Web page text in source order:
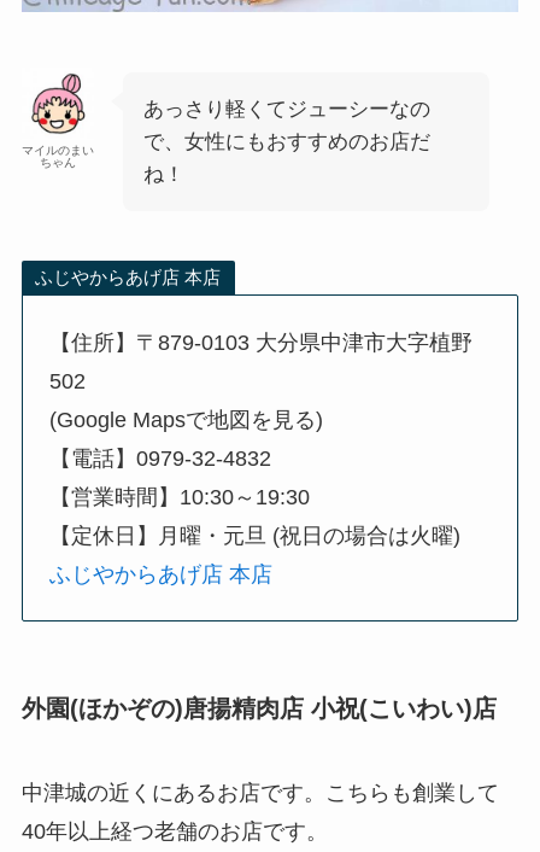
マイルのまい
ちゃん
あっさり軽くてジューシーなの
で、女性にもおすすめのお店だ
ね！
ふじやからあげ店 本店
【住所】〒879-0103 大分県中津市大字植野
502
(Google Mapsで地図を見る)
【電話】0979-32-4832
【営業時間】10:30～19:30
【定休日】月曜・元旦 (祝日の場合は火曜)
ふじやからあげ店 本店
外園(ほかぞの)唐揚精肉店 小祝(こいわい)店
中津城の近くにあるお店です。こちらも創業して
40年以上経つ老舗のお店です。